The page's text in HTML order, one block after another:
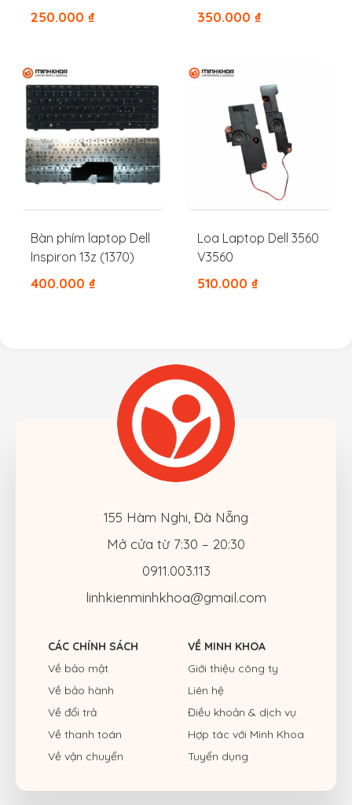
1458
250.000 ₫
M1340 1640 1645 1647
350.000 ₫
Bàn phím laptop Dell
Inspiron 13z (1370)
400.000 ₫
Loa Laptop Dell 3560
V3560
510.000 ₫
CÁC CHÍNH SÁCH
Về bảo mật
Về bảo hành
Về đổi trả
Về thanh toán
Về vận chuyển
155 Hàm Nghi, Đà Nẵng
Mở cửa từ 7:30 – 20:30
0911.003.113
linhkienminhkhoa@gmail.com
VỀ MINH KHOA
Giới thiệu công ty
Liên hệ
Điều khoản & dịch vụ
Hợp tác với Minh Khoa
Tuyển dụng